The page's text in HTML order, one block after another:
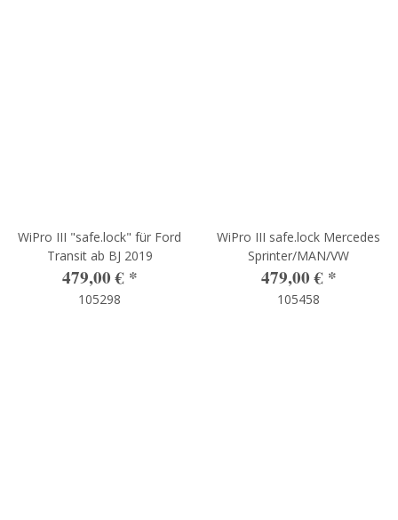
WiPro III "safe.lock" für Ford
Transit ab BJ 2019
479,00 € *
105298
WiPro III safe.lock Mercedes
Sprinter/MAN/VW
479,00 € *
105458